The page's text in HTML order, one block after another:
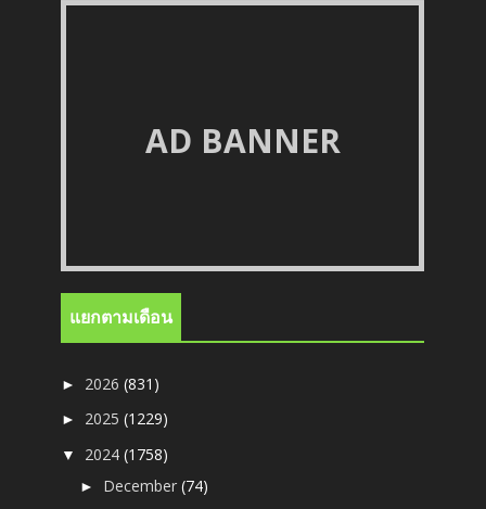
AD BANNER
แยกตามเดือน
► 2026(831)
► 2025(1229)
▼ 2024(1758)
► December(74)